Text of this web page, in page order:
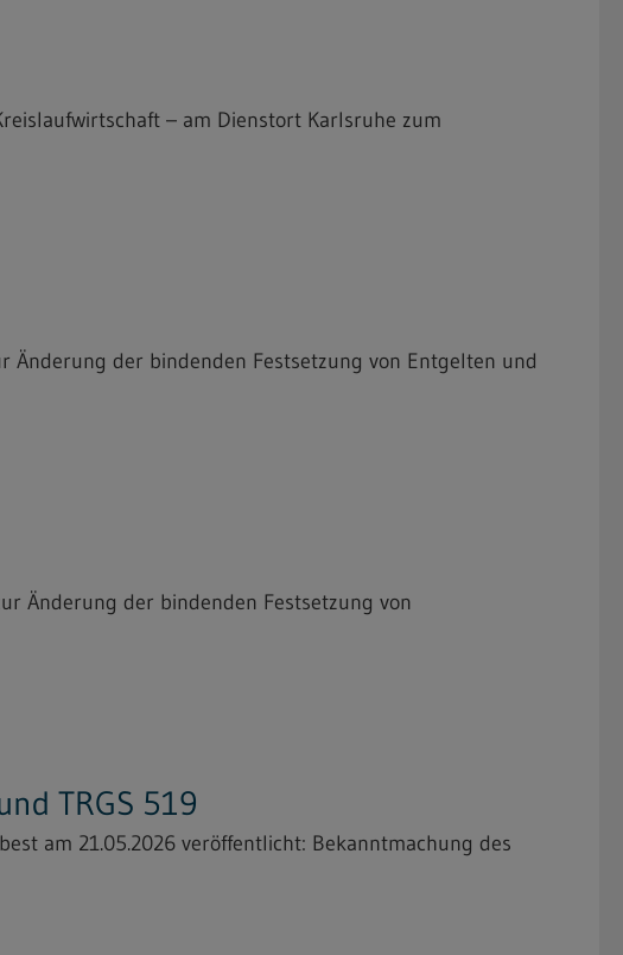
– am Dienstort Karlsruhe zum
Änderung der bindenden Festsetzung von Entgelten und
Änderung der bindenden Festsetzung von
TRGS 519
am 21.05.2026 veröffentlicht: Bekanntmachung des